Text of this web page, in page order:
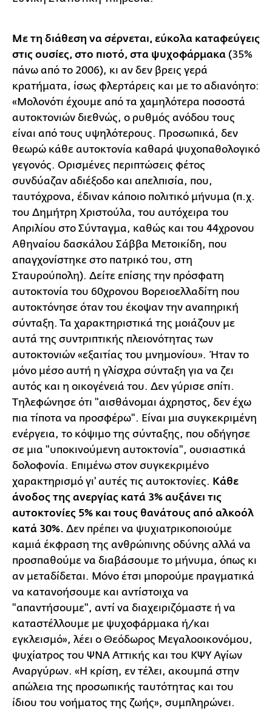
Με τη διάθεση να σέρνεται, εύκολα καταφεύγεις
στις ουσίες, στο πιοτό, στα ψυχοφάρμακα (35%
πάνω από το 2006), κι αν δεν βρεις γερά
κρατήματα, ίσως φλερτάρεις και με το αδιανόητο:
«Μολονότι έχουμε από τα χαμηλότερα ποσοστά
αυτοκτονιών διεθνώς, ο ρυθμός ανόδου τους
είναι από τους υψηλότερους. Προσωπικά, δεν
θεωρώ κάθε αυτοκτονία καθαρά ψυχοπαθολογικό
γεγονός. Ορισμένες περιπτώσεις φέτος
συνδύαζαν αδιέξοδο και απελπισία, που,
ταυτόχρονα, έδιναν κάποιο πολιτικό μήνυμα (π.χ.
του Δημήτρη Χριστούλα, του αυτόχειρα του
Απριλίου στο Σύνταγμα, καθώς και του 44χρονου
Αθηναίου δασκάλου Σάββα Μετοικίδη, που
απαγχονίστηκε στο πατρικό του, στη
Σταυρούπολη). Δείτε επίσης την πρόσφατη
αυτοκτονία του 60χρονου Βορειοελλαδίτη που
αυτοκτόνησε όταν του έκοψαν την αναπηρική
σύνταξη. Τα χαρακτηριστικά της μοιάζουν με
αυτά της συντριπτικής πλειονότητας των
αυτοκτονιών «εξαιτίας του μνημονίου». Ήταν το
μόνο μέσο αυτή η γλίσχρα σύνταξη για να ζει
αυτός και η οικογένειά του. Δεν γύρισε σπίτι.
Τηλεφώνησε ότι "αισθάνομαι άχρηστος, δεν έχω
πια τίποτα να προσφέρω". Είναι μια συγκεκριμένη
ενέργεια, το κόψιμο της σύνταξης, που οδήγησε
σε μια "υποκινούμενη αυτοκτονία", ουσιαστικά
δολοφονία. Επιμένω στον συγκεκριμένο
χαρακτηρισμό γι' αυτές τις αυτοκτονίες. Κάθε
άνοδος της ανεργίας κατά 3% αυξάνει τις
αυτοκτονίες 5% και τους θανάτους από αλκοόλ
κατά 30%. Δεν πρέπει να ψυχιατρικοποιούμε
καμιά έκφραση της ανθρώπινης οδύνης αλλά να
προσπαθούμε να διαβάσουμε το μήνυμα, όπως κι
αν μεταδίδεται. Μόνο έτσι μπορούμε πραγματικά
να κατανοήσουμε και αντίστοιχα να
"απαντήσουμε", αντί να διαχειριζόμαστε ή να
καταστέλλουμε με ψυχοφάρμακα ή/και
εγκλεισμό», λέει ο Θεόδωρος Μεγαλοοικονόμου,
ψυχίατρος του ΨΝΑ Αττικής και του ΚΨΥ Αγίων
Αναργύρων. «Η κρίση, εν τέλει, ακουμπά στην
απώλεια της προσωπικής ταυτότητας και του
ίδιου του νοήματος της ζωής», συμπληρώνει.